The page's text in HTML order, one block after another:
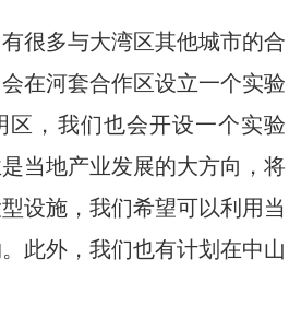
很多与大湾区其他城市的合
在河套合作区设立一个实验
区，我们也会开设一个实验
当地产业发展的大方向，将
设施，我们希望可以利用当
此外，我们也有计划在中山